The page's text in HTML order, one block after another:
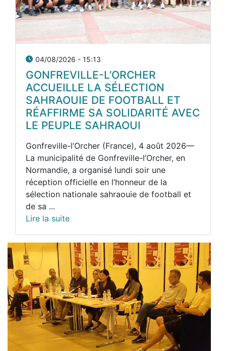
04/08/2026 - 15:13
GONFREVILLE-L’ORCHER
ACCUEILLE LA SÉLECTION
SAHRAOUIE DE FOOTBALL ET
RÉAFFIRME SA SOLIDARITÉ AVEC
LE PEUPLE SAHRAOUI
Gonfreville-l’Orcher (France), 4 août 2026—
La municipalité de Gonfreville-l’Orcher, en
Normandie, a organisé lundi soir une
réception officielle en l’honneur de la
sélection nationale sahraouie de football et
de sa ...
Lire la suite